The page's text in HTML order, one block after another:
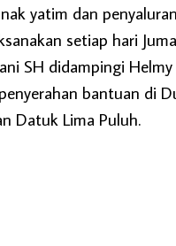
yatim dan
setiap hari
SH didampingi
bantuan di
Datuk Lima Puluh.